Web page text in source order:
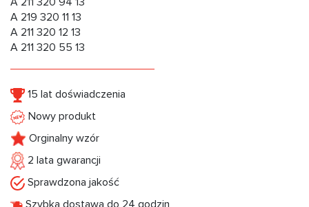
А 219 320 11 13
A 211 320 12 13
A 211 320 55 13
15 lat doświadczenia
Nowy produkt
Orginalny wzór
2 lata gwarancji
Sprawdzona jakość